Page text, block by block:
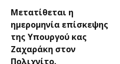
Μετατίθεται η
ημερομηνία επίσκεψης
της Υπουργού κας
Ζαχαράκη στον
Πολιχνίτο.